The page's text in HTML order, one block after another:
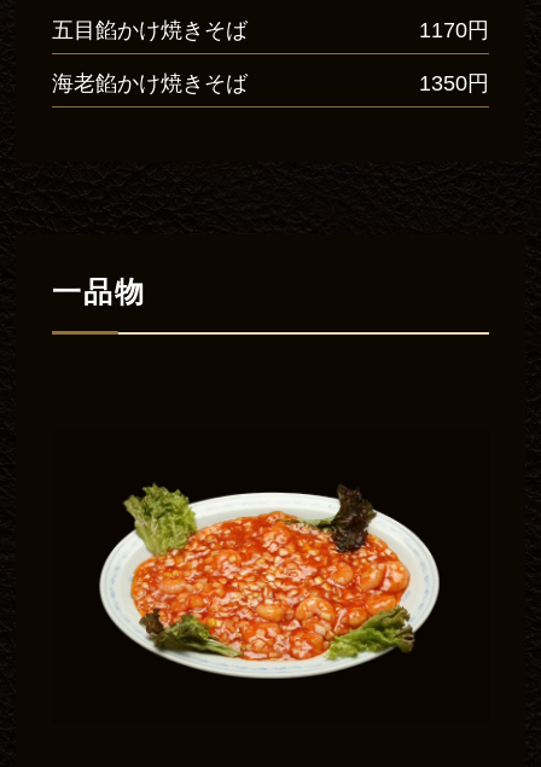
五目餡かけ焼きそば 1170円
海老餡かけ焼きそば 1350円
一品物